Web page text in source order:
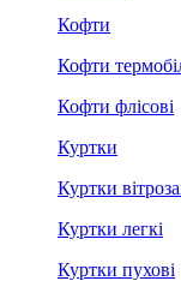
Кофти
Кофти
Кофти флісові
Куртки
Куртки
Куртки легкі
Куртки пухові